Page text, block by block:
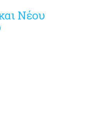
Νέου